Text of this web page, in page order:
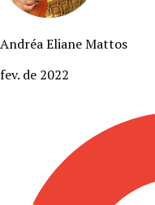
Andréa Eliane Mattos
fev. de 2022